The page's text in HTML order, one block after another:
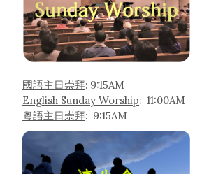
國語主日崇拜: 9:15AM
English Sunday Worship: 11:00AM
粵語主日崇拜: 9:15AM